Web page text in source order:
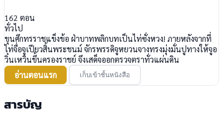
162 ตอน
ทั่วไป
ขุนศึกทรราชแข็งข้อ ฝ่าบาทพลิกบทเป็นไท่ซั่งหวง! ภายหลังจากที่
ไท่จื่อจูเปียวสิ้นพระชนม์ จักรพรรดิจูหยวนจางทรงมุ่งมั่นปูทางให้จูอ
วิ๋นเหวินขึ้นครองราชย์ จึงเสด็จออกตรวจตราทั่วแผ่นดิน
อ่านตอนแรก
เก็บเข้าชั้นหนังสือ
สารบัญ